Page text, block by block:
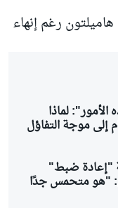
رغم إنهاء
لماذا
إلى موجة التفاؤل
"إعادة ضبط"
"هو متحمس جدًا